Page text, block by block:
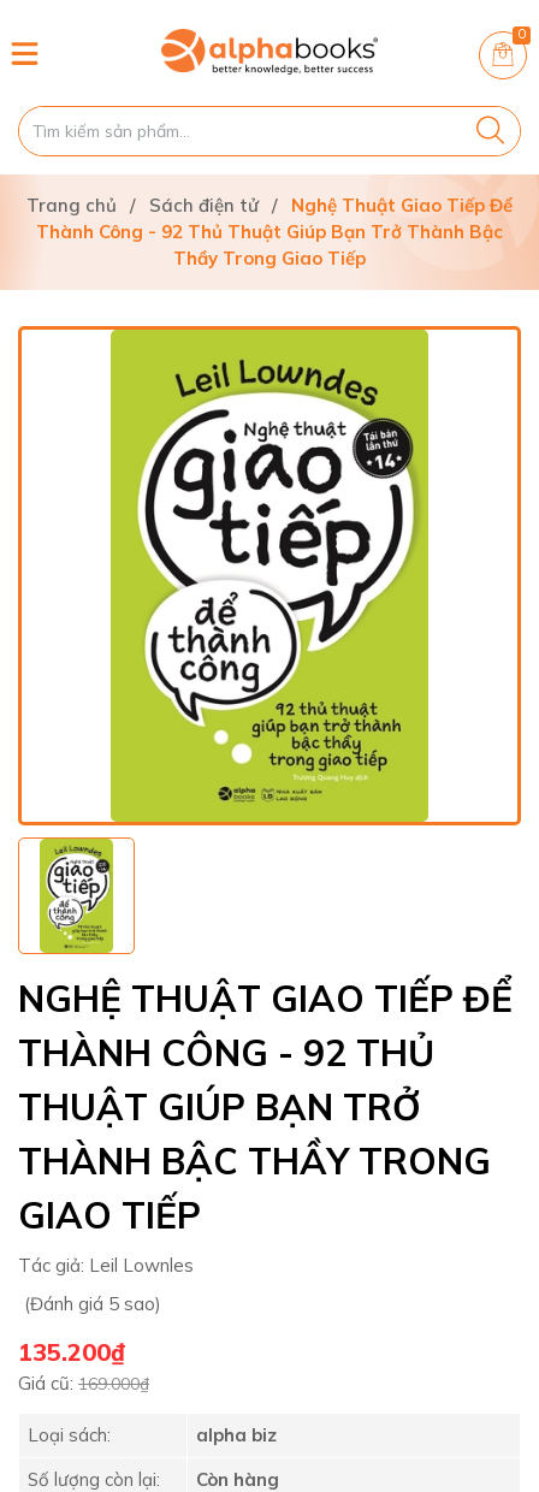
0
Trang chủ / Sách điện tử /
Nghệ Thuật Giao Tiếp Để
Thành Công - 92 Thủ Thuật Giúp Bạn Trở Thành Bậc
Thầy Trong Giao Tiếp
NGHỆ THUẬT GIAO TIẾP ĐỂ
THÀNH CÔNG - 92 THỦ
THUẬT GIÚP BẠN TRỞ
THÀNH BẬC THẦY TRONG
GIAO TIẾP
Tác giả: Leil Lownles
(Đánh giá 5 sao)
135.200₫
Giá cũ: 169.000₫
Loại sách:
alpha biz
Số lượng còn lại:
Còn hàng